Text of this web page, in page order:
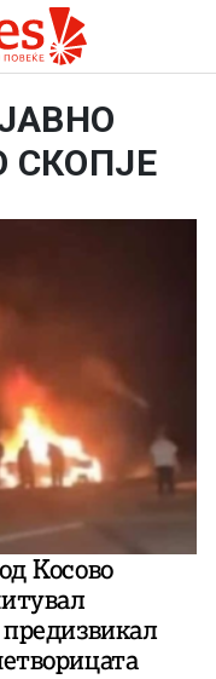
СКОПЈЕ
Косово